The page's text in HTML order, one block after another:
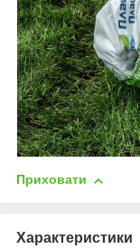
Приховати
Характеристики